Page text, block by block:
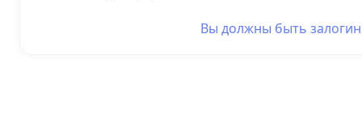
Вы должны быть